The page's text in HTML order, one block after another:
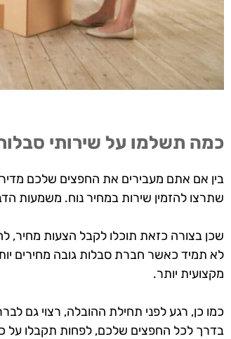
כמה תשלמו על שירותי
בין אם אתם מעבירים את החפצים שלכם
שתרצו להזמין שירות במחיר נוח. משמעות
שכן בצורה כזאת תוכלו לקבל הצעות מחיר,
לא תמיד כאשר חברת סבלות גובה מחירים
מקצועית יותר.
כמו כן, רגע לפני תחילת ההובלה, רצוי גם
בדרך לכל החפצים שלכם, לפחות תקבלו על כך